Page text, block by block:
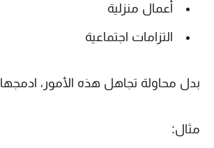
أعمال منزلية
التزامات اجتماعية
بدل محاولة تجاهل هذه الأمور،
مثال: